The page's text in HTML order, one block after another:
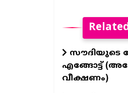
സൗദിയുടെ
എങ്ങോട്ട്
വീക്ഷണം)